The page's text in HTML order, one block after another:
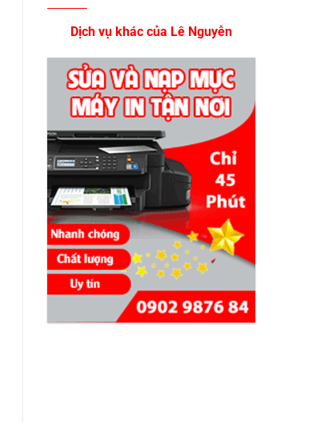
Dịch vụ khác của Lê Nguyễn